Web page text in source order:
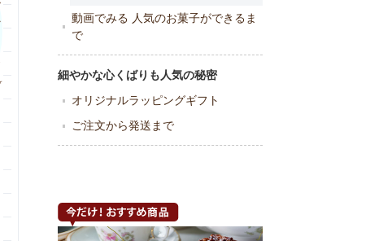
動画でみる 人気のお菓子ができるま
で
細やかな心くばりも人気の秘密
オリジナルラッピングギフト
ご注文から発送まで